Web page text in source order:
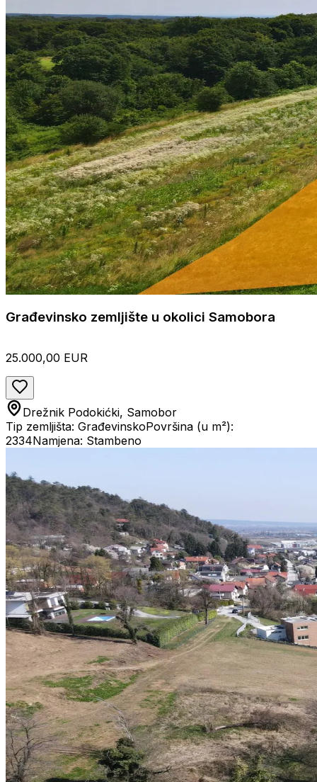
Građevinsko zemljište u okolici Samobora
25.000,00 EUR
Drežnik Podokićki, Samobor
Tip zemljišta: GrađevinskoPovršina (u m²):
2334Namjena: Stambeno